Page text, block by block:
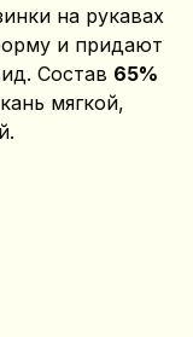
на рукавах
и придают
Состав 65%
мягкой,